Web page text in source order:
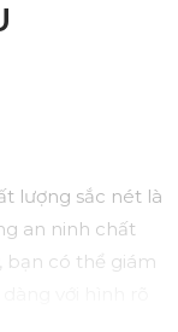
lượng sắc nét là
an ninh chất
bạn có thể giám